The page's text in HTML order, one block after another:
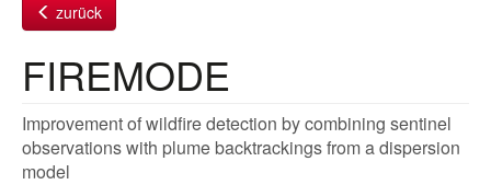
zurück
FIREMODE
Improvement of wildfire detection by combining sentinel
observations with plume backtrackings from a dispersion
model